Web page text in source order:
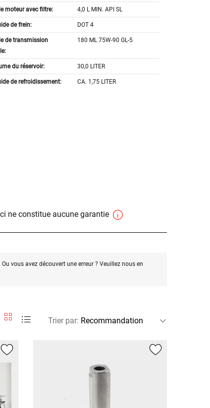
moteur avec filtre: 4,0 L MIN. API SL
de frein: DOT 4
de transmission
180 ML 75W-90 GL-5
du réservoir: 30,0 LITER
de refroidissement: CA. 1,75 LITER
ne constitue aucune garantie
vous avez découvert une erreur ? Veuillez nous en
Trier par: